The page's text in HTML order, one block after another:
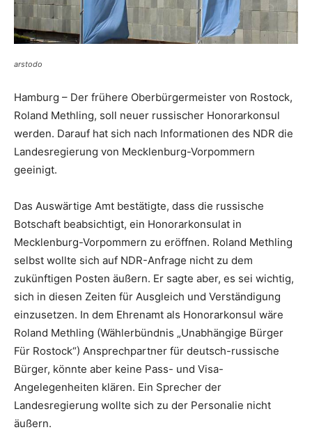
arstodo
Hamburg – Der frühere Oberbürgermeister von Rostock,
Roland Methling, soll neuer russischer Honorarkonsul
werden. Darauf hat sich nach Informationen des NDR die
Landesregierung von Mecklenburg-Vorpommern
geeinigt.
Das Auswärtige Amt bestätigte, dass die russische
Botschaft beabsichtigt, ein Honorarkonsulat in
Mecklenburg-Vorpommern zu eröffnen. Roland Methling
selbst wollte sich auf NDR-Anfrage nicht zu dem
zukünftigen Posten äußern. Er sagte aber, es sei wichtig,
sich in diesen Zeiten für Ausgleich und Verständigung
einzusetzen. In dem Ehrenamt als Honorarkonsul wäre
Roland Methling (Wählerbündnis „Unabhängige Bürger
Für Rostock“) Ansprechpartner für deutsch-russische
Bürger, könnte aber keine Pass- und Visa-
Angelegenheiten klären. Ein Sprecher der
Landesregierung wollte sich zu der Personalie nicht
äußern.